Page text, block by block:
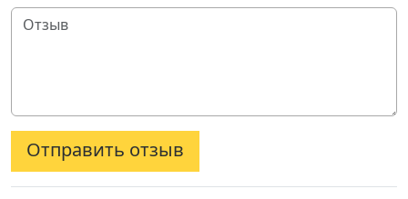
Отправить отзыв